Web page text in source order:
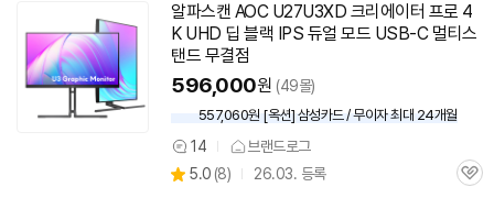
알파스캔 AOC U27U3XD 크리에이터 프로 4
K UHD 딥 블랙 IPS 듀얼 모드 USB-C 멀티스
탠드 무결점
596,000원 (49몰)
557,060원 [옥션] 삼성카드 / 무이자 최대 24개월
상
품
14 브랜드로그
별
5.0 (상
8) 26.03. 등록
관